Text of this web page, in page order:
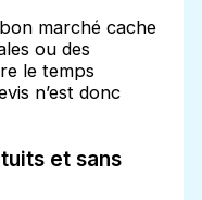
marché cache
ou des
le temps
n’est donc
et sans